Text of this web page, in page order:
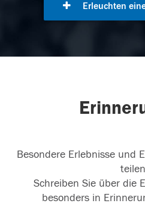
Erleuchten
Besondere Erlebnisse und
Schreiben Sie über die
besonders in